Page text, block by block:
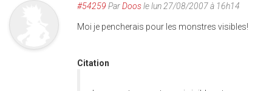
#54259 ParDoosle lun 27/08/2007 à 16h14
Moi je pencherais pour les monstres visibles!
Citation